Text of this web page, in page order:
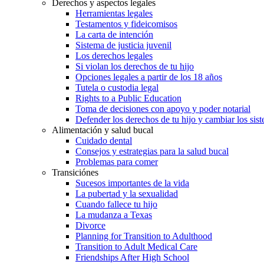
Derechos y aspectos legales
Herramientas legales
Testamentos y fideicomisos
La carta de intención
Sistema de justicia juvenil
Los derechos legales
Si violan los derechos de tu hijo
Opciones legales a partir de los 18 años
Tutela o custodia legal
Rights to a Public Education
Toma de decisiones con apoyo y poder notarial
Defender los derechos de tu hijo y cambiar los
Alimentación y salud bucal
Cuidado dental
Consejos y estrategias para la salud bucal
Problemas para comer
Transiciónes
Sucesos importantes de la vida
La pubertad y la sexualidad
Cuando fallece tu hijo
La mudanza a Texas
Divorce
Planning for Transition to Adulthood
Transition to Adult Medical Care
Friendships After High School